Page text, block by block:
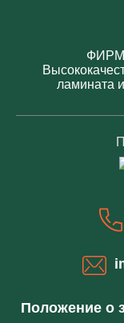
ламината
Положение о